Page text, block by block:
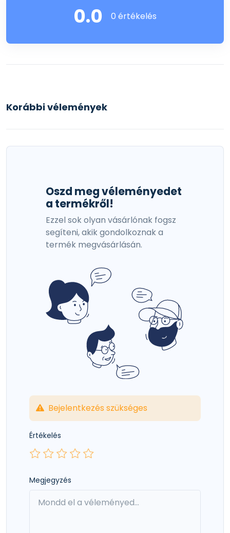
0.0 0 értékelés
Korábbi vélemények
Oszd meg véleményedet
a termékről!
Ezzel sok olyan vásárlónak fogsz
segíteni, akik gondolkoznak a
termék megvásárlásán.
Bejelentkezés szükséges
Értékelés
Megjegyzés